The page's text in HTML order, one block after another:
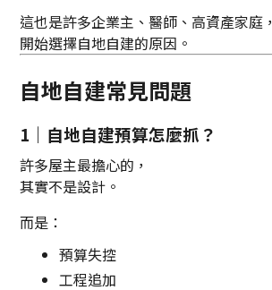
這也是許多企業主、醫師、高資產家庭，
開始選擇自地自建的原因。
自地自建常見問題
1｜自地自建預算怎麼抓？
許多屋主最擔心的，
其實不是設計。
而是：
預算失控
工程追加